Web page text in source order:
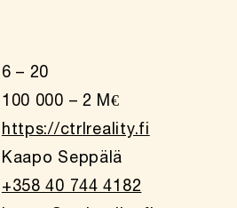
6 – 20
100 000 – 2 M€
https://ctrlreality.fi
Kaapo Seppälä
+358 40 744 4182